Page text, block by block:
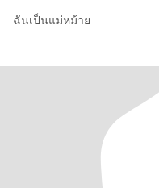
ฉันเป็นแม่หม้าย